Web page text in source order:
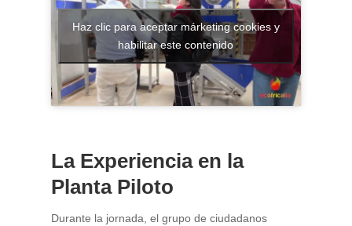
Haz clic para aceptar márketing cookies y
habilitar este contenido
La Experiencia en la
Planta Piloto
Durante la jornada, el grupo de ciudadanos